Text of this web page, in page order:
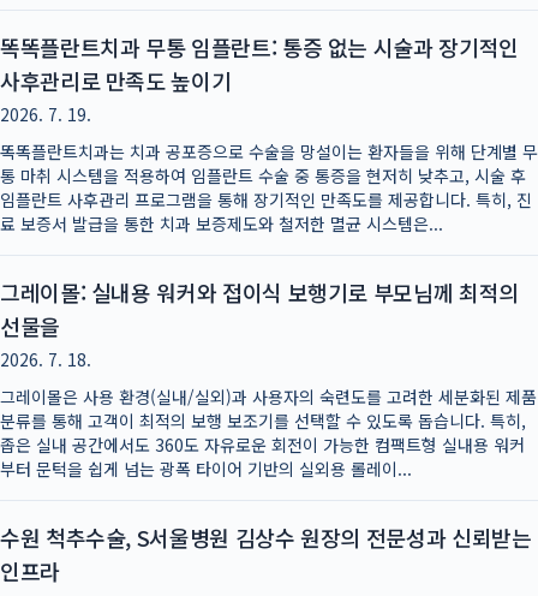
똑똑플란트치과 무통 임플란트: 통증 없는 시술과 장기적인
사후관리로 만족도 높이기
2026. 7. 19.
똑똑플란트치과는 치과 공포증으로 수술을 망설이는 환자들을 위해 단계별 무
통 마취 시스템을 적용하여 임플란트 수술 중 통증을 현저히 낮추고, 시술 후
임플란트 사후관리 프로그램을 통해 장기적인 만족도를 제공합니다. 특히, 진
료 보증서 발급을 통한 치과 보증제도와 철저한 멸균 시스템은...
그레이몰: 실내용 워커와 접이식 보행기로 부모님께 최적의
선물을
2026. 7. 18.
그레이몰은 사용 환경(실내/실외)과 사용자의 숙련도를 고려한 세분화된 제품
분류를 통해 고객이 최적의 보행 보조기를 선택할 수 있도록 돕습니다. 특히,
좁은 실내 공간에서도 360도 자유로운 회전이 가능한 컴팩트형 실내용 워커
부터 문턱을 쉽게 넘는 광폭 타이어 기반의 실외용 롤레이...
수원 척추수술, S서울병원 김상수 원장의 전문성과 신뢰받는
인프라